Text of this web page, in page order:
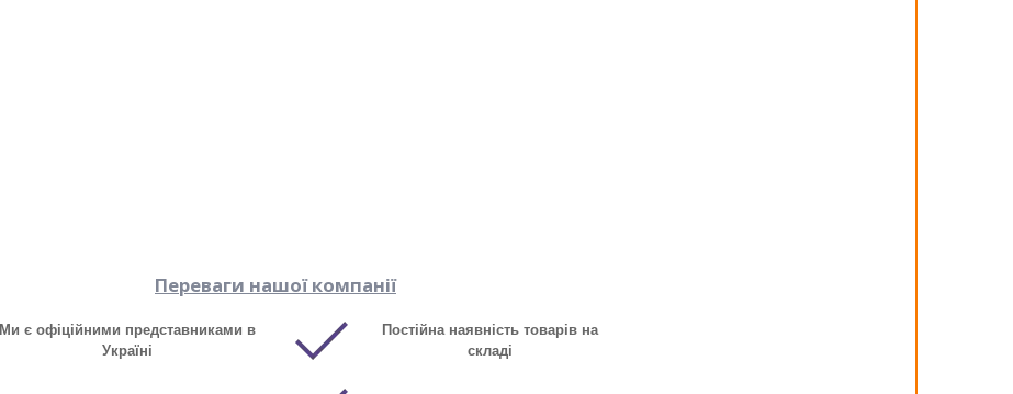
Переваги нашої компанії
Ми є офіційними представниками в
Україні
Постійна наявність товарів на
складі